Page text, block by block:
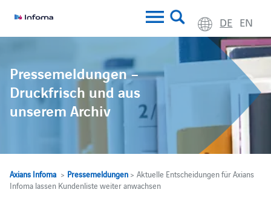
DE EN
Pressemeldungen –
Druckfrisch und aus
unserem Archiv
Axians Infoma> Pressemeldungen> Aktuelle Entscheidungen für Axians
Infoma lassen Kundenliste weiter anwachsen